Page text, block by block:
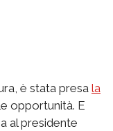
è stata presa la
opportunità. E
al presidente